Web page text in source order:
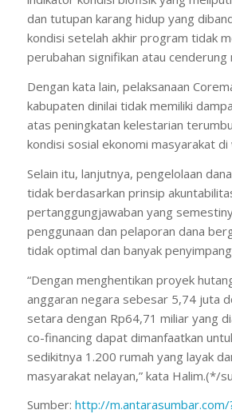
dan tutupan karang hidup yang
kondisi setelah akhir program tidak
perubahan signifikan atau cenderung
Dengan kata lain, pelaksanaan
kabupaten dinilai tidak memiliki
atas peningkatan kelestarian
kondisi sosial ekonomi masyarakat di
Selain itu, lanjutnya, pengelolaan
tidak berdasarkan prinsip
pertanggungjawaban yang
penggunaan dan pelaporan dana
tidak optimal dan banyak
“Dengan menghentikan proyek
anggaran negara sebesar 5,74 juta
setara dengan Rp64,71 miliar yang
co-financing dapat dimanfaatkan
sedikitnya 1.200 rumah yang layak
masyarakat nelayan,” kata Halim.(*/
Sumber: http://m.antarasumbar.com/